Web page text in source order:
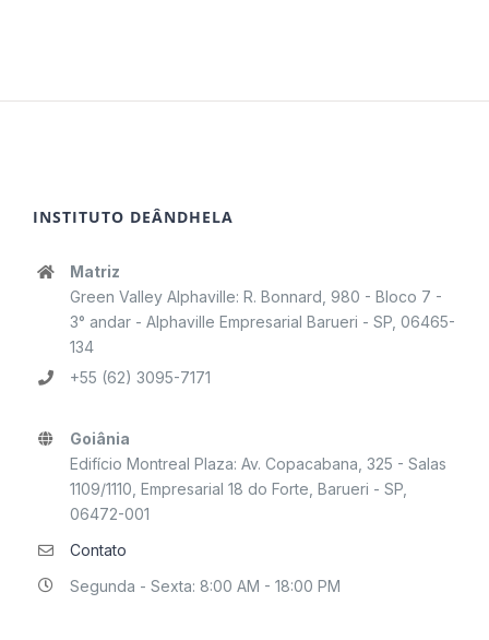
INSTITUTO DEÂNDHELA
Matriz
Green Valley Alphaville: R. Bonnard, 980 - Bloco 7 -
3° andar - Alphaville Empresarial Barueri - SP, 06465-
134
+55 (62) 3095-7171
Goiânia
Edifício Montreal Plaza: Av. Copacabana, 325 - Salas
1109/1110, Empresarial 18 do Forte, Barueri - SP,
06472-001
Contato
Segunda - Sexta: 8:00 AM - 18:00 PM